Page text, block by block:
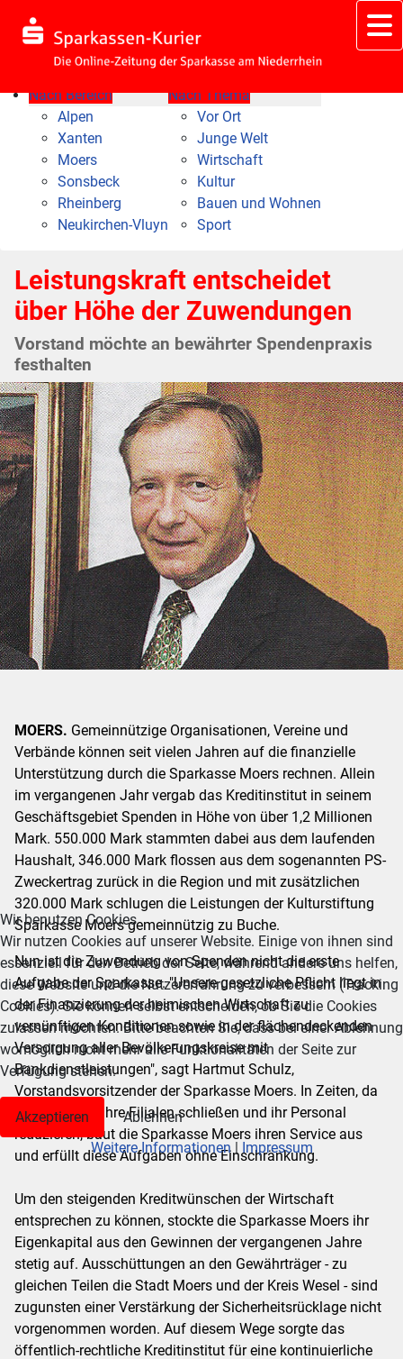
Nach Bereich
Alpen
Xanten
Moers
Sonsbeck
Rheinberg
Neukirchen-Vluyn
Nach Thema
Vor Ort
Junge Welt
Wirtschaft
Kultur
Bauen und Wohnen
Sport
Leistungskraft entscheidet
über Höhe der Zuwendungen
Vorstand möchte an bewährter Spendenpraxis
festhalten
MOERS. Gemeinnützige Organisationen, Vereine und
Verbände können seit vielen Jahren auf die finanzielle
Unterstützung durch die Sparkasse Moers rechnen. Allein
im vergangenen Jahr vergab das Kreditinstitut in seinem
Geschäftsgebiet Spenden in Höhe von über 1,2 Millionen
Mark. 550.000 Mark stammten dabei aus dem laufenden
Haushalt, 346.000 Mark flossen aus dem sogenannten PS-
Zweckertrag zurück in die Region und mit zusätzlichen
320.000 Mark schlugen die Leistungen der Kulturstiftung
Sparkasse Moers gemeinnützig zu Buche.
Nun ist die Zuwendung von Spenden nicht die erste
Aufgabe der Sparkasse. "Unsere gesetzliche Pflicht liegt in
der Finanzierung der heimischen Wirtschaft zu
vernünftigen Konditionen sowie in der flächendeckenden
Versorgung aller Bevölkerungskreise mit
Bankdienstleistungen", sagt Hartmut Schulz,
Vorstandsvorsitzender der Sparkasse Moers. In Zeiten, da
Privatbanken ihre Filialen schließen und ihr Personal
reduzieren, baut die Sparkasse Moers ihren Service aus
und erfüllt diese Aufgaben ohne Einschränkung.
Um den steigenden Kreditwünschen der Wirtschaft
entsprechen zu können, stockte die Sparkasse Moers ihr
Eigenkapital aus den Gewinnen der vergangenen Jahre
stetig auf. Ausschüttungen an den Gewährträger - zu
gleichen Teilen die Stadt Moers und der Kreis Wesel - sind
zugunsten einer Verstärkung der Sicherheitsrücklage nicht
vorgenommen worden. Auf diesem Wege sorgte das
öffentlich-rechtliche Kreditinstitut für eine kontinuierliche
Wir benutzen Cookies
Wir nutzen Cookies auf unserer Website. Einige von ihnen sind
essenziell für den Betrieb der Seite, während andere uns helfen,
diese Website und die Nutzererfahrung zu verbessern (Tracking
Cookies). Sie können selbst entscheiden, ob Sie die Cookies
zulassen möchten. Bitte beachten Sie, dass bei einer Ablehnung
womöglich nicht mehr alle Funktionalitäten der Seite zur
Verfügung stehen.
Akzeptieren
Ablehnen
Weitere Informationen| Impressum